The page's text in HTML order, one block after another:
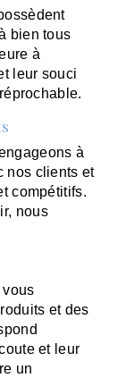
bien tous
à
leur souci
à
nos clients et
compétitifs.
nous
et des
et leur
un